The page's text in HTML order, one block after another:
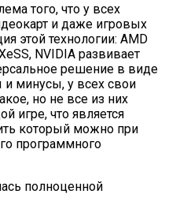
того, что у всех
и даже игровых
этой технологии: AMD
NVIDIA развивает
решение в виде
и минусы, у всех свои
но не все из них
игре, что является
который можно при
программного